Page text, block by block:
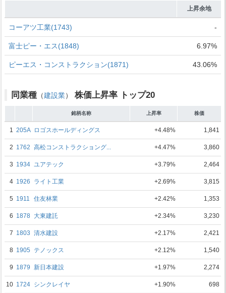
上昇余地
コーアツ工業(1743) -
富士ピー・エス(1848) 6.97%
ピーエス・コンストラクション(1871) 43.06%
同業種 （建設業） 株価上昇率 トップ20
銘柄名称 上昇率 株価
1 205A ロゴスホールディングス +4.48% 1,841
2 1762 高松コンストラクショング... +4.47% 3,860
3 1934 ユアテック +3.79% 2,464
4 1926 ライト工業 +2.69% 3,815
5 1911 住友林業 +2.42% 1,353
6 1878 大東建託 +2.34% 3,230
7 1803 清水建設 +2.17% 2,421
8 1905 テノックス +2.12% 1,540
9 1879 新日本建設 +1.97% 2,274
10 1724 シンクレイヤ +1.90% 698